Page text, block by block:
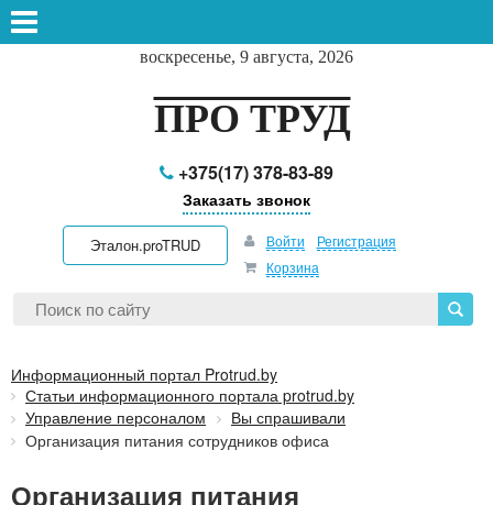
воскресенье, 9 августа, 2026
ПРО ТРУД
+375(17) 378-83-89
Заказать звонок
Эталон.proTRUD Войти
Регистрация
Корзина
Информационный портал Protrud.by
Статьи информационного портала protrud.by
Управление персоналом
Вы спрашивали
Организация питания сотрудников офиса
Организация питания